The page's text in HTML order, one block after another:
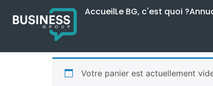
AccueilLe BG, c'est quoi ?
Votre panier est actuellement